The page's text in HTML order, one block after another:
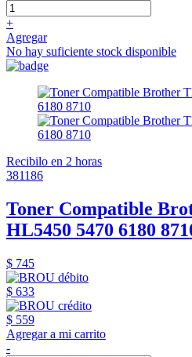
+
Agregar
No hay suficiente stock disponible
Recibilo en 2 horas
381186
Toner Compatible
HL5450 5470 6180
$ 745
$ 633
$ 559
Agregar a mi carrito
-